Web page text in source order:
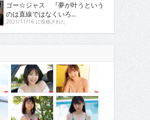
ゴー☆ジャス 『夢が叶うという
のは直線ではなくいろ...
2021/11/16 に投稿された